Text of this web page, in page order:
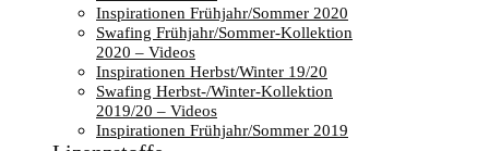
Inspirationen Frühjahr/Sommer 2020
Swafing Frühjahr/Sommer-Kollektion
2020 – Videos
Inspirationen Herbst/Winter 19/20
Swafing Herbst-/Winter-Kollektion
2019/20 – Videos
Inspirationen Frühjahr/Sommer 2019